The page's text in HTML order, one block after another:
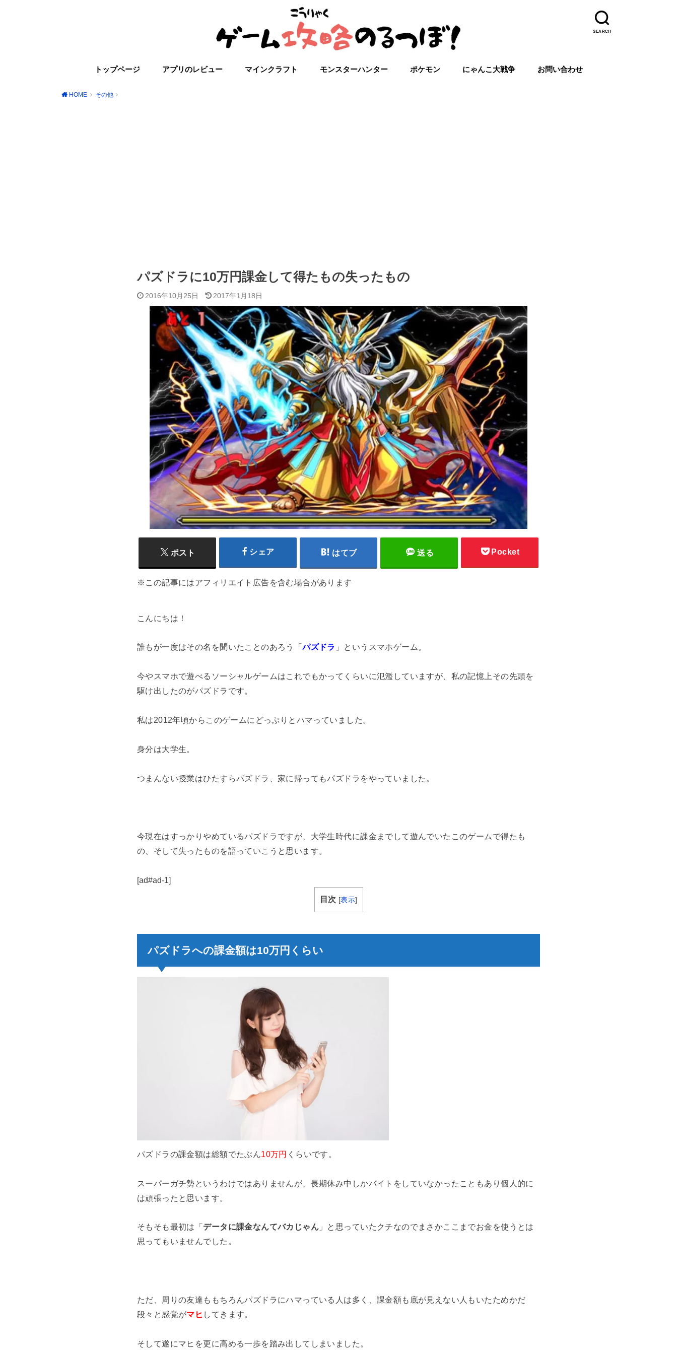
SEARCH
トップページ アプリのレビュー マインクラフト モンスターハンター ポケモン にゃんこ大戦争 お問い合わせ
HOME その他
パズドラに10万円課金して得たもの失ったもの
2016年10月25日 2017年1月18日
ポスト シェア はてブ 送る Pocket
※この記事にはアフィリエイト広告を含む場合があります
こんにちは！
誰もが一度はその名を聞いたことのあろう「パズドラ 」というスマホゲーム。
今やスマホで遊べるソーシャルゲームはこれでもかってくらいに氾濫していますが、私の記憶上その先頭を
駆け出したのがパズドラです。
私は2012年頃からこのゲームにどっぷりとハマっていました。
身分は大学生。
つまんない授業はひたすらパズドラ、家に帰ってもパズドラをやっていました。
今現在はすっかりやめているパズドラですが、大学生時代に課金までして遊んでいたこのゲームで得たも
の、そして失ったものを語っていこうと思います。
[ad#ad-1]
目次 [表示]
パズドラへの課金額は10万円くらい
パズドラの課金額は総額でたぶん10万円 くらいです。
スーパーガチ勢というわけではありませんが、長期休み中しかバイトをしていなかったこともあり個人的に
は頑張ったと思います。
そもそも最初は「 データに課金なんてバカじゃん 」と思っていたクチなのでまさかここまでお金を使うとは
思ってもいませんでした。
ただ、周りの友達ももちろんパズドラにハマっている人は多く、課金額も底が見えない人もいたためかだ
段々と感覚がマヒ してきます。
そして遂にマヒを更に高める一歩を踏み出してしまいました。